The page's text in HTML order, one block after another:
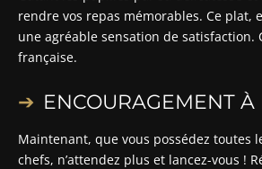
rendre vos repas mémorables. Ce plat,
une agréable sensation de satisfaction.
française.
ENCOURAGEMENT À
Maintenant, que vous possédez toutes
chefs, n’attendez plus et lancez-vous !